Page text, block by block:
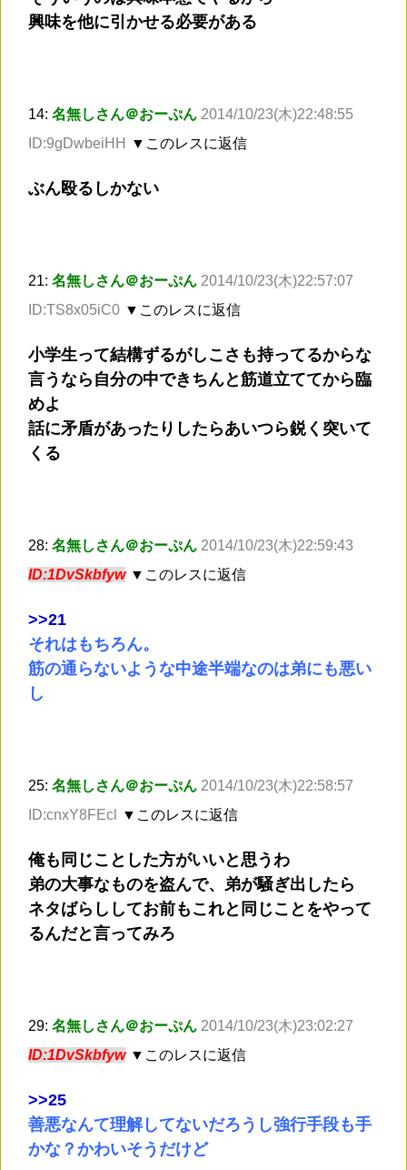
興味を他に引かせる必要がある
14: 名無しさん＠おーぷん 2014/10/23(木)22:48:55
ID:9gDwbeiHH
▼このレスに返信
ぶん殴るしかない
21: 名無しさん＠おーぷん 2014/10/23(木)22:57:07
ID:TS8x05iC0 ▼このレスに返信
小学生って結構ずるがしこさも持ってるからな
言うなら自分の中できちんと筋道立ててから臨
めよ
話に矛盾があったりしたらあいつら鋭く突いて
くる
28: 名無しさん＠おーぷん 2014/10/23(木)22:59:43
ID:1DvSkbfyw ▼このレスに返信
>>21
それはもちろん。
筋の通らないような中途半端なのは弟にも悪い
し
25: 名無しさん＠おーぷん 2014/10/23(木)22:58:57
ID:cnxY8FEcl
▼このレスに返信
俺も同じことした方がいいと思うわ
弟の大事なものを盗んで、弟が騒ぎ出したら
ネタばらししてお前もこれと同じことをやって
るんだと言ってみろ
29: 名無しさん＠おーぷん 2014/10/23(木)23:02:27
ID:1DvSkbfyw ▼このレスに返信
>>25
善悪なんて理解してないだろうし強行手段も手
かな？かわいそうだけど